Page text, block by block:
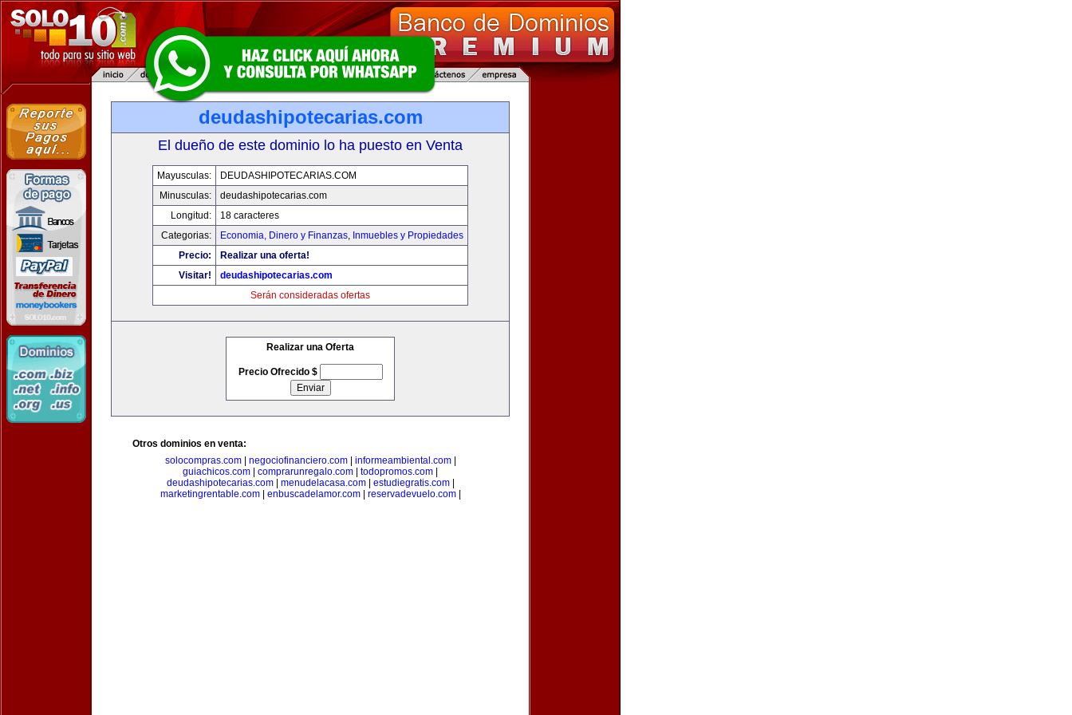
deudashipotecarias.com
El dueño de este dominio lo ha puesto en Venta
Mayusculas:
DEUDASHIPOTECARIAS.COM
Minusculas:
deudashipotecarias.com
Longitud:
18 caracteres
Categorias:
Economia, Dinero y Finanzas, Inmuebles y Propiedades
Precio:
Realizar una oferta!
Visitar!
deudashipotecarias.com
Serán consideradas ofertas
Realizar una Oferta
Precio Ofrecido $
Otros dominios en venta:
solocompras.com| negociofinanciero.com| informeambiental.com|
guiachicos.com
comprarunregalo.com todopromos.com
deudashipotecarias.com| menudelacasa.com| estudiegratis.com|
marketingrentable.com| enbuscadelamor.com| reservadevuelo.com|